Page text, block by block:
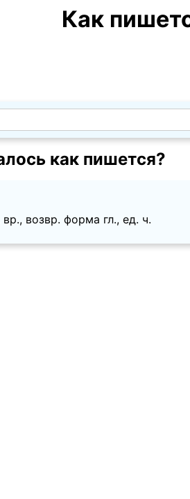
Как
как пишется?
возвр. форма гл., ед. ч.